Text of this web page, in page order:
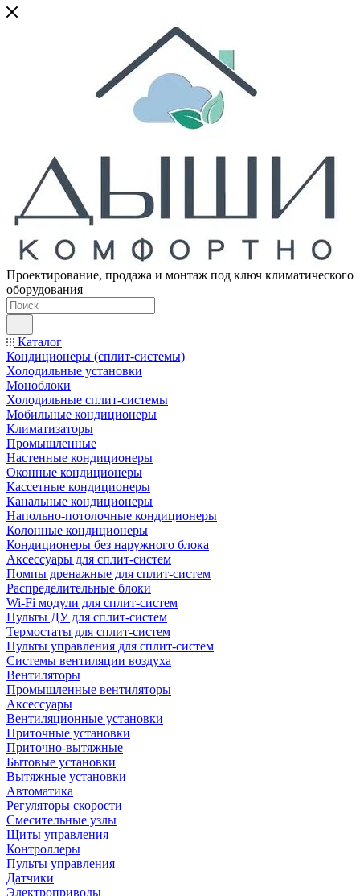
Проектирование, продажа и монтаж под ключ климатического
оборудования
Каталог
Кондиционеры (сплит-системы)
Холодильные установки
Моноблоки
Холодильные сплит-системы
Мобильные кондиционеры
Климатизаторы
Промышленные
Настенные кондиционеры
Оконные кондиционеры
Кассетные кондиционеры
Канальные кондиционеры
Напольно-потолочные кондиционеры
Колонные кондиционеры
Кондиционеры без наружного блока
Аксессуары для сплит-систем
Помпы дренажные для сплит-систем
Распределительные блоки
Wi-Fi модули для сплит-систем
Пульты ДУ для сплит-систем
Термостаты для сплит-систем
Пульты управления для сплит-систем
Системы вентиляции воздуха
Вентиляторы
Промышленные вентиляторы
Аксессуары
Вентиляционные установки
Приточные установки
Приточно-вытяжные
Бытовые установки
Вытяжные установки
Автоматика
Регуляторы скорости
Смесительные узлы
Щиты управления
Контроллеры
Пульты управления
Датчики
Электроприводы